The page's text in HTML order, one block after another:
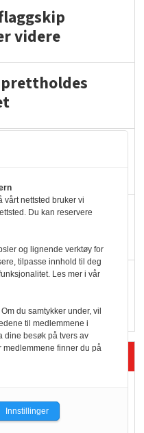
videre
mat i butikken
1 milliard i
Trues av
vårt nettsted bruker vi
Du kan reservere
og lignende verktøy for
tilpasse innhold til deg
Les mer i vår
du samtykker under, vil
til medlemmene i
dine besøk på tvers av
medlemmene finner du på
Innstillinger